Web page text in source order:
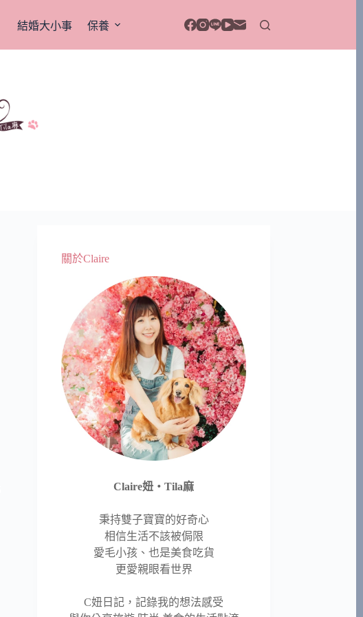
結婚大小事 保養
關於Claire
Claire妞‧Tila麻
秉持雙子寶寶的好奇心
相信生活不該被侷限
愛毛小孩、也是美食吃貨
更愛親眼看世界
C妞日記，記錄我的想法感受